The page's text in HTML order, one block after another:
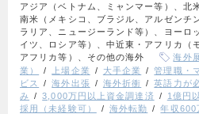
アジア（ベトナム、ミャンマー等）、北
南米（メキシコ、ブラジル、アルゼンチ
ラリア、ニュージーランド等）、ヨーロ
イツ、ロシア等）、中近東・アフリカ（
アフリカ等）、その他の海外
海外
業）
上場企業 大手企業 管理職・
ビス
海外出張 海外折衝 英語力が
み
3,000万円以上資金調達済 1億円
採用（未経験可）
海外転勤 年収600